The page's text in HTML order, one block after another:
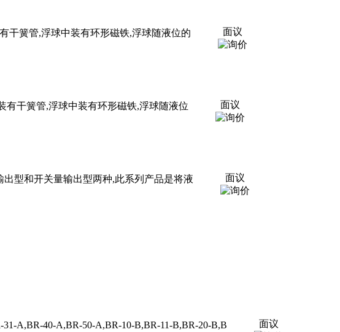
干簧管,浮球中装有环形磁铁,浮球随液位的
面议
有干簧管,浮球中装有环形磁铁,浮球随液位
面议
出型和开关量输出型两种,此系列产品是将液
面议
A,BR-40-A,BR-50-A,BR-10-B,BR-11-B,BR-20-B,B
面议